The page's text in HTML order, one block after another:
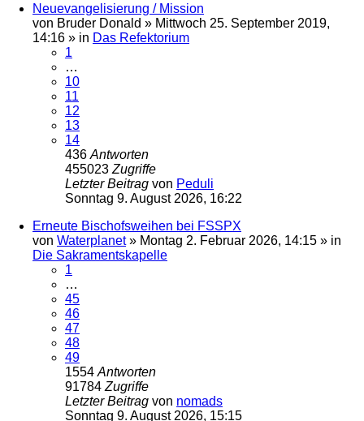
Neuevangelisierung / Mission
von Bruder Donald » Mittwoch 25. September 2019,
14:16 » in Das Refektorium
1
…
10
11
12
13
14
436 Antworten
455023 Zugriffe
Letzter Beitrag von Peduli
Sonntag 9. August 2026, 16:22
Erneute Bischofsweihen bei FSSPX
von Waterplanet» Montag 2. Februar 2026, 14:15 » in
Die Sakramentskapelle
1
…
45
46
47
48
49
1554 Antworten
91784 Zugriffe
Letzter Beitrag von nomads
Sonntag 9. August 2026, 15:15